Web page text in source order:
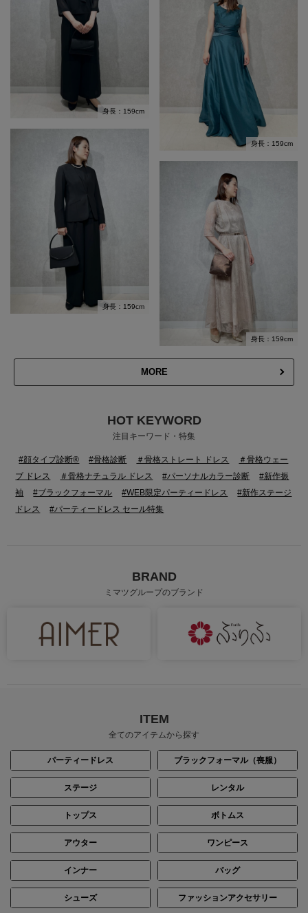
身長：159cm
身長：159cm
身長：159cm
身長：159cm
MORE
HOT KEYWORD
注目キーワード・特集
#顔タイプ診断® #骨格診断 ＃骨格ストレート ドレス
＃骨格ウェー
ブ ドレス
＃骨格ナチュラル ドレス #パーソナルカラー診断
#新作振
袖
#ブラックフォーマル #WEB限定パーティードレス
#新作ステージ
ドレス
#パーティードレス セール特集
BRAND
ミマツグループのブランド
ITEM
全てのアイテムから探す
パーティードレス ブラックフォーマル（喪服）
ステージ レンタル
トップス ボトムス
アウター ワンピース
インナー バッグ
シューズ ファッションアクセサリー